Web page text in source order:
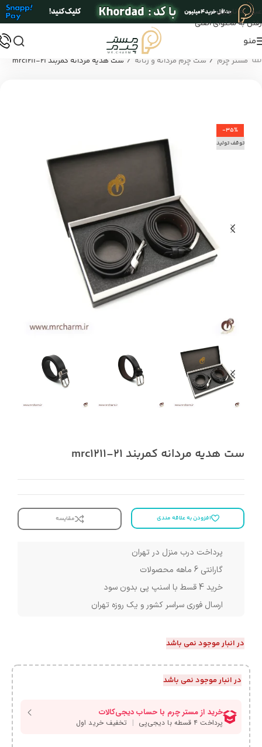
عبور به ناوبری
رفتن به محتوای اصلی
منو
مستر چرم / ست چرم مردانه و زنانه / ست هدیه مردانه کمربند mrc1211-21
-35%
توقف تولید
ست هدیه مردانه کمربند mrc1211-21
افزودن به علاقه مندی مقایسه
پرداخت درب منزل در تهران
گارانتی 6 ماهه محصولات
خرید 4 قسط با اسنپ پی بدون سود
ارسال فوری سراسر کشور و یک روزه تهران
در انبار موجود نمی باشد
در انبار موجود نمی باشد